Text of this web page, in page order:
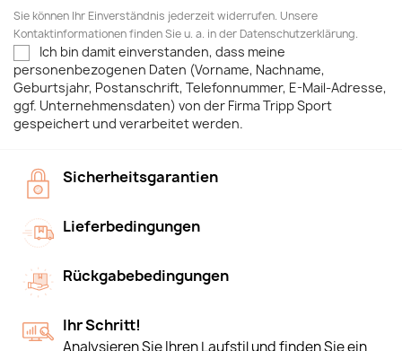
Sie können Ihr Einverständnis jederzeit widerrufen. Unsere
Kontaktinformationen finden Sie u. a. in der Datenschutzerklärung.
Ich bin damit einverstanden, dass meine
personenbezogenen Daten (Vorname, Nachname,
Geburtsjahr, Postanschrift, Telefonnummer, E-Mail-Adresse,
ggf. Unternehmensdaten) von der Firma Tripp Sport
gespeichert und verarbeitet werden.
Sicherheitsgarantien
Lieferbedingungen
Rückgabebedingungen
Ihr Schritt!
Analysieren Sie Ihren Laufstil und finden Sie ein